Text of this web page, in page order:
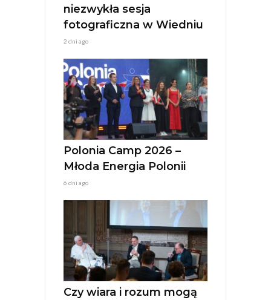
niezwykła sesja
fotograficzna w Wiedniu
2 dni ago
Polonia Camp 2026 –
Młoda Energia Polonii
6 dni ago
Czy wiara i rozum mogą